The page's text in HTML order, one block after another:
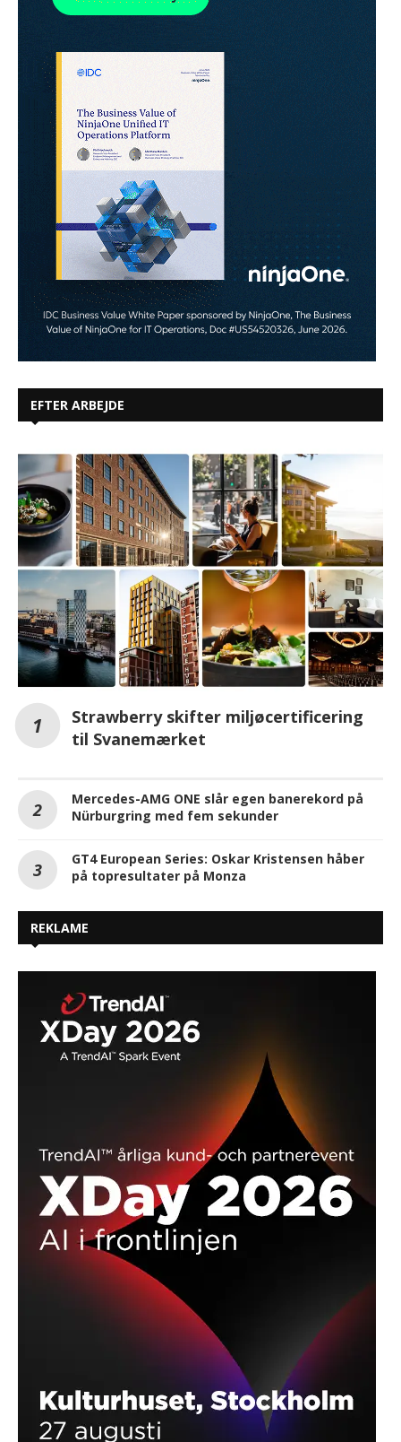
EFTER ARBEJDE
Strawberry skifter miljøcertificering
til Svanemærket
Mercedes-AMG ONE slår egen banerekord på
Nürburgring med fem sekunder
GT4 European Series: Oskar Kristensen håber
på topresultater på Monza
REKLAME